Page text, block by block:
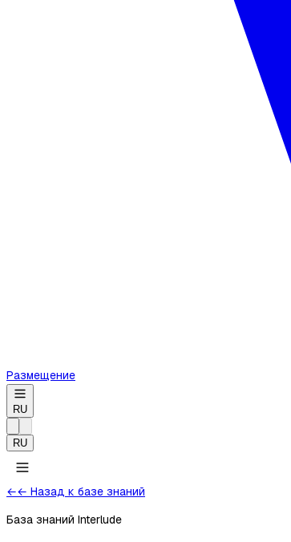
Размещение
RU
RU
←← Назад к базе знаний
База знаний Interlude